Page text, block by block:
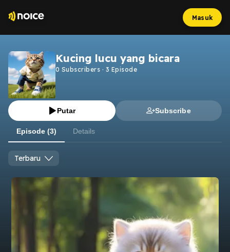
Masuk
Kucing lucu yang bicara
0 Subscribers · 3 Episode
Putar Subscribe
Episode (3) Details
Terbaru